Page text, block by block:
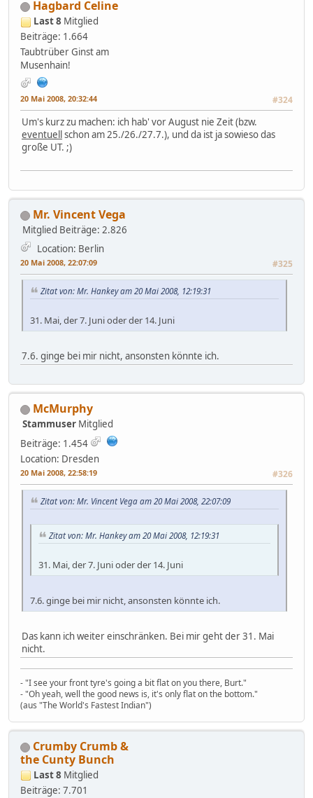
Hagbard Celine
Last 8 Mitglied
Beiträge: 1.664
Taubtrüber Ginst am
Musenhain!
20 Mai 2008, 20:32:44 #324
Um's kurz zu machen: ich hab' vor August nie Zeit (bzw.
eventuell schon am 25./26./27.7.), und da ist ja sowieso das
große UT. ;)
Mr. Vincent Vega
Mitglied Beiträge: 2.826
Location: Berlin
20 Mai 2008, 22:07:09 #325
Zitat von: Mr. Hankey am 20 Mai 2008, 12:19:31
31. Mai, der 7. Juni oder der 14. Juni
7.6. ginge bei mir nicht, ansonsten könnte ich.
McMurphy
Stammuser Mitglied
Beiträge: 1.454
Location: Dresden
20 Mai 2008, 22:58:19 #326
Zitat von: Mr. Vincent Vega am 20 Mai 2008, 22:07:09
Zitat von: Mr. Hankey am 20 Mai 2008, 12:19:31
31. Mai, der 7. Juni oder der 14. Juni
7.6. ginge bei mir nicht, ansonsten könnte ich.
Das kann ich weiter einschränken. Bei mir geht der 31. Mai
nicht.
- "I see your front tyre's going a bit flat on you there, Burt."
- "Oh yeah, well the good news is, it's only flat on the bottom."
(aus "The World's Fastest Indian")
Crumby Crumb &
the Cunty Bunch
Last 8 Mitglied
Beiträge: 7.701